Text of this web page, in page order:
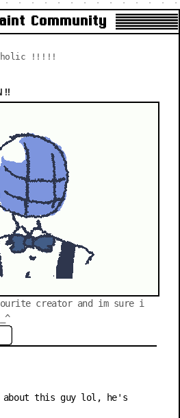
Community
!!!!!
!!
creator and im sure i
this guy lol, he's